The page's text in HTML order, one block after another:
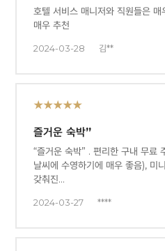
호텔 서비스 매니저와 직원들은
매우 추천
2024-03-28 김**
★★★★★
즐거운 숙박”
“즐거운 숙박” . 편리한 구내 무료
날씨에 수영하기에 매우 좋음), 미
갖춰진…
2024-03-27 ****